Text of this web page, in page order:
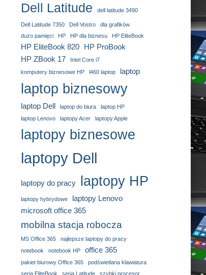
Dell Latitude dell latitude 3490
Dell Latitude 7350 Dell Vostro
dla grafików
dużo pamięci
HP HP dla biznesu HP EliteBook
HP EliteBook 820
HP ProBook
HP ZBook 17
Intel Core i7
komputery biznesowe HP
l460 laptop laptop
laptop biznesowy
laptop Dell laptop do biura
laptop HP
laptop Lenovo
laptopy Acer laptopy Apple
laptopy biznesowe
laptopy Dell
laptopy do pracy laptopy HP
laptopy hybrydowe
laptopy Lenovo
microsoft office 365
mobilna stacja robocza
MS Office 365
najlepsze laptopy do pracy
notebook
notebook HP office 365
pakiet biurowy Office 365
podświetlana klawiatura
seria EliteBook
seria Latitude szybki procesor